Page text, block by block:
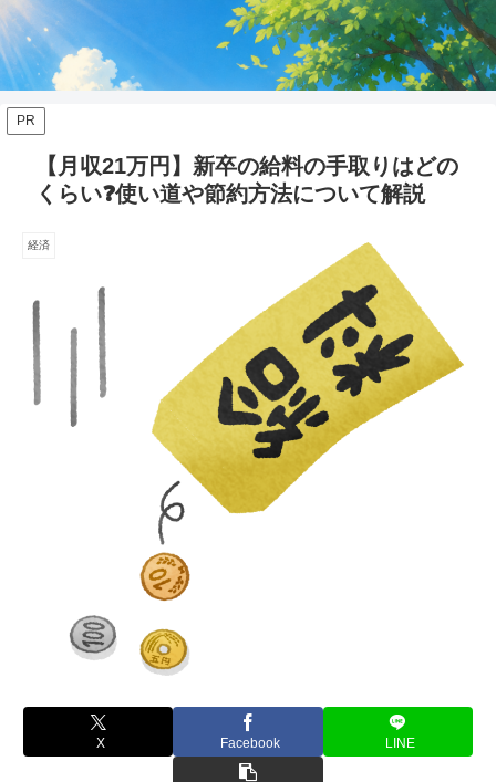
PR
【月収21万円】新卒の給料の手取りはどの
くらい❓使い道や節約方法について解説
経済
X Facebook LINE